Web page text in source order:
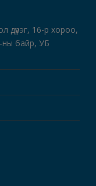
16-р хороо,
ны байр, УБ